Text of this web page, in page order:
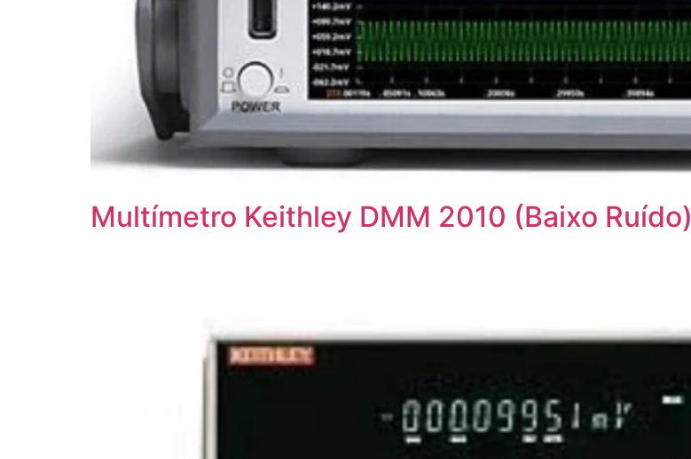
Multímetro Keithley DMM 2010 (Baixo Ruído)